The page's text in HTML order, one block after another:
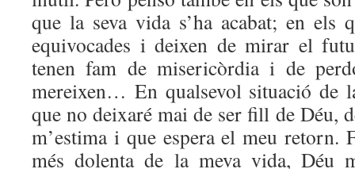
que la seva vida s’ha acabat; en els
equivocades i deixen de mirar el
tenen fam de misericòrdia i de
mereixen… En qualsevol situació de
que no deixaré mai de ser fill de Déu,
m’estima i que espera el meu
més dolenta de la meva vida, Déu